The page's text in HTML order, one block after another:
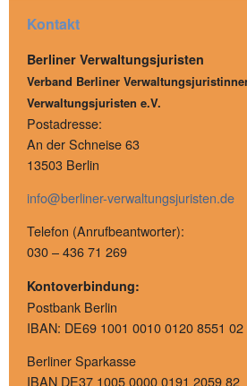
Kontakt
Berliner Verwaltungsjuristen
Verband Berliner
Verwaltungsjuristen e.V.
Postadresse:
An der Schneise 63
13503 Berlin
info@berliner-verwaltungsjuristen.de
Telefon (Anrufbeantworter):
030 – 436 71 269
Kontoverbindung:
Postbank Berlin
IBAN: DE69 1001 0010 0120 8551 02
Berliner Sparkasse
IBAN DE37 1005 0000 0191 2059 82